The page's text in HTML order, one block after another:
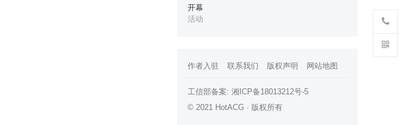
开幕
活动
作者入驻 联系我们 版权声明 网站地图
工信部备案: 湘ICP备18013212号-5
© 2021 HotACG · 版权所有